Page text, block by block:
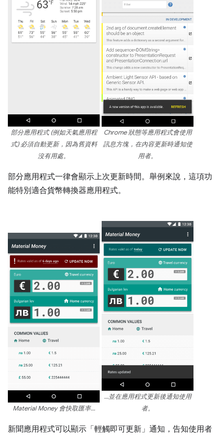
部分應用程式 (例如天氣應用程
式) 必須自動更新，因為舊資料
沒有用處。
Chrome 狀態等應用程式會使用
訊息方塊，在內容更新時通知使
用者。
部分應用程式一律會顯示上次更新時間。舉例來說，這項功
能特別適合貨幣轉換器應用程式。
Material Money 會快取匯率…
…並在應用程式更新後通知使用
者。
新聞應用程式可以顯示「輕觸即可更新」通知，告知使用者